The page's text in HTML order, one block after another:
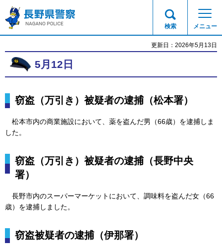
長野県警察
検索 メニュー
更新日：2026年5月13日
5月12日
窃盗（万引き）被疑者の逮捕（松本署）
松本市内の商業施設において、薬を盗んだ男（66歳）を逮捕しま
した。
窃盗（万引き）被疑者の逮捕（長野中央
署）
長野市内のスーパーマーケットにおいて、調味料を盗んだ女（66
歳）を逮捕しました。
窃盗被疑者の逮捕（伊那署）